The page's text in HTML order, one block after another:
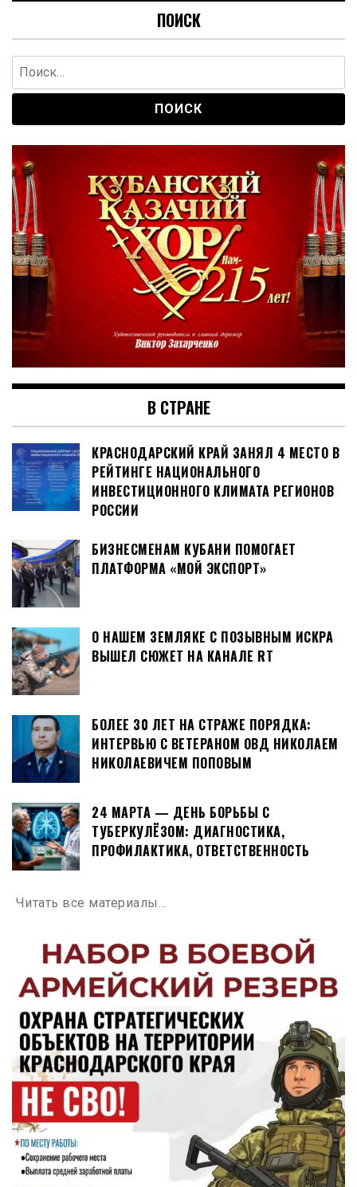
ПОИСК
Найти:
В СТРАНЕ
КРАСНОДАРСКИЙ КРАЙ ЗАНЯЛ 4 МЕСТО В
РЕЙТИНГЕ НАЦИОНАЛЬНОГО
ИНВЕСТИЦИОННОГО КЛИМАТА РЕГИОНОВ
РОССИИ
БИЗНЕСМЕНАМ КУБАНИ ПОМОГАЕТ
ПЛАТФОРМА «МОЙ ЭКСПОРТ»
О НАШЕМ ЗЕМЛЯКЕ С ПОЗЫВНЫМ ИСКРА
ВЫШЕЛ СЮЖЕТ НА КАНАЛЕ RT
БОЛЕЕ 30 ЛЕТ НА СТРАЖЕ ПОРЯДКА:
ИНТЕРВЬЮ С ВЕТЕРАНОМ ОВД НИКОЛАЕМ
НИКОЛАЕВИЧЕМ ПОПОВЫМ
24 МАРТА — ДЕНЬ БОРЬБЫ С
ТУБЕРКУЛЁЗОМ: ДИАГНОСТИКА,
ПРОФИЛАКТИКА, ОТВЕТСТВЕННОСТЬ
Читать все материалы…